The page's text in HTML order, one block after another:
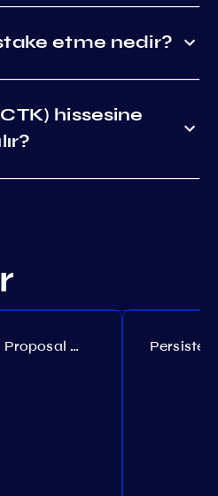
etme nedir?
hissesine
Akash governance. Proposal №308